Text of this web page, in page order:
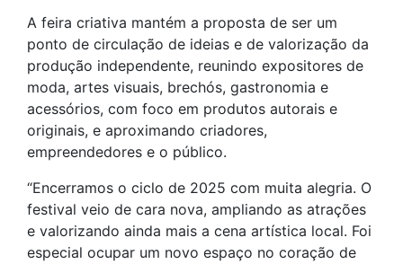
A feira criativa mantém a proposta de ser um
ponto de circulação de ideias e de valorização da
produção independente, reunindo expositores de
moda, artes visuais, brechós, gastronomia e
acessórios, com foco em produtos autorais e
originais, e aproximando criadores,
empreendedores e o público.
“Encerramos o ciclo de 2025 com muita alegria. O
festival veio de cara nova, ampliando as atrações
e valorizando ainda mais a cena artística local. Foi
especial ocupar um novo espaço no coração de